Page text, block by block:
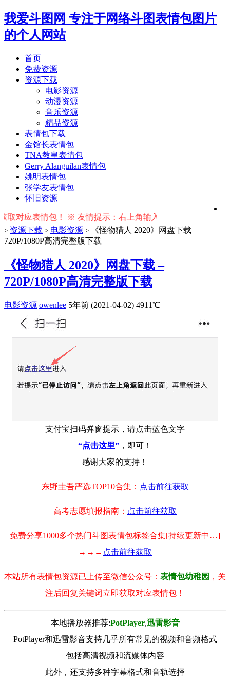
我爱斗图网 专注于网络斗图表情包图片
的个人网站
首页
免费资源
资源下载
电影资源
动漫资源
音乐资源
精品资源
表情包下载
金馆长表情包
TNA教皇表情包
Gerry Alanguilan表情包
姚明表情包
张学友表情包
怀旧资源
表情包！ ※ 友情提示：右上角输入搜索词按回车键即可搜索
> 资源下载 > 电影资源 >
《怪物猎人 2020》网盘下载 –
720P/1080P高清完整版下载
《怪物猎人 2020》网盘下载 –
720P/1080P高清完整版下载
电影资源 owenlee 5年前 (2021-04-02) 4911℃
支付宝扫码弹窗提示，请点击蓝色文字
“点击这里” ，即可！
感谢大家的支持！
东野圭吾严选TOP10合集： 点击前往获取
高考志愿填报指南： 点击前往获取
免费分享1000多个热门斗图表情包标签合集[持续更新中…]
→→→ 点击前往获取
本站所有表情包资源已上传至微信公众号： 表情包幼稚园 ，关
注后回复关键词立即获取对应表情包！
本地播放器推荐:РotРlayer,迅雷影音
PotPlayer和迅雷影音支持几乎所有常见的视频和音频格式
包括高清视频和流媒体内容
此外，还支持多种字幕格式和音轨选择